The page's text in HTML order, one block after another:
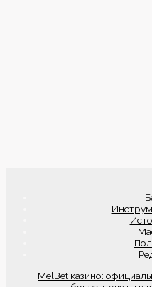
MelBet казино: